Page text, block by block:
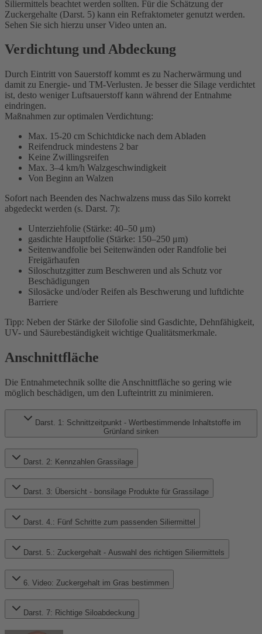
Siliermittels beachtet werden sollten. Für die Schätzung der
Zuckergehalte (Darst. 5) kann ein Refraktometer genutzt werden.
Sehen Sie sich hierzu unser Video unten an.
Verdichtung und Abdeckung
Durch Eintritt von Sauerstoff kommt es zu Nacherwärmung und
damit zu Energie- und TM-Verlusten. Je besser die Silage verdichtet
ist, desto weniger Luftsauerstoff kann während der Entnahme
eindringen.
Maßnahmen zur optimalen Verdichtung:
Max. 15-20 cm Schichtdicke nach dem Abladen
Reifendruck mindestens 2 bar
Keine Zwillingsreifen
Max. 3–4 km/h Walzgeschwindigkeit
Von Beginn an Walzen
Sofort nach Beenden des Nachwalzens muss das Silo korrekt
abgedeckt werden (s. Darst. 7):
Unterziehfolie (Stärke: 40–50 μm)
gasdichte Hauptfolie (Stärke: 150–250 μm)
Seitenwandfolie bei Seitenwänden oder Randfolie bei
Freigärhaufen
Siloschutzgitter zum Beschweren und als Schutz vor
Beschädigungen
Silosäcke und/oder Reifen als Beschwerung und luftdichte
Barriere
Tipp: Neben der Stärke der Silofolie sind Gasdichte, Dehnfähigkeit,
UV- und Säurebeständigkeit wichtige Qualitätsmerkmale.
Anschnittfläche
Die Entnahmetechnik sollte die Anschnittfläche so gering wie
möglich beschädigen, um den Lufteintritt zu minimieren.
Darst. 1: Schnittzeitpunkt - Wertbestimmende Inhaltstoffe im
Grünland sinken
Darst. 2: Kennzahlen Grassilage
Darst. 3: Übersicht - bonsilage Produkte für Grassilage
Darst. 4.: Fünf Schritte zum passenden Siliermittel
Darst. 5.: Zuckergehalt - Auswahl des richtigen Siliermittels
6. Video: Zuckergehalt im Gras bestimmen
Darst. 7: Richtige Siloabdeckung